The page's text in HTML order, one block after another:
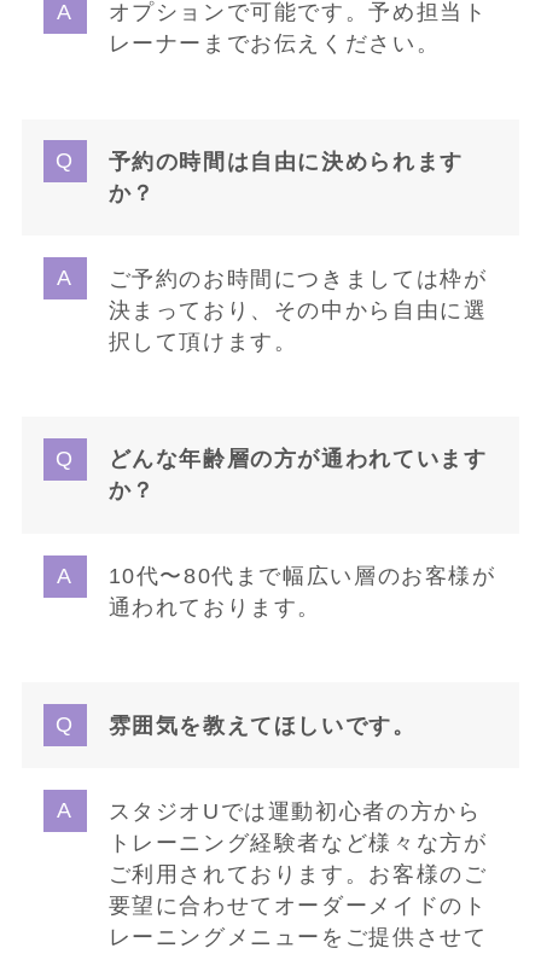
オプションで可能です。予め担当ト
レーナーまでお伝えください。
予約の時間は自由に決められます
か？
ご予約のお時間につきましては枠が
決まっており、その中から自由に選
択して頂けます。
どんな年齢層の方が通われています
か？
10代〜80代まで幅広い層のお客様が
通われております。
雰囲気を教えてほしいです。
スタジオUでは運動初心者の方から
トレーニング経験者など様々な方が
ご利用されております。お客様のご
要望に合わせてオーダーメイドのト
レーニングメニューをご提供させて